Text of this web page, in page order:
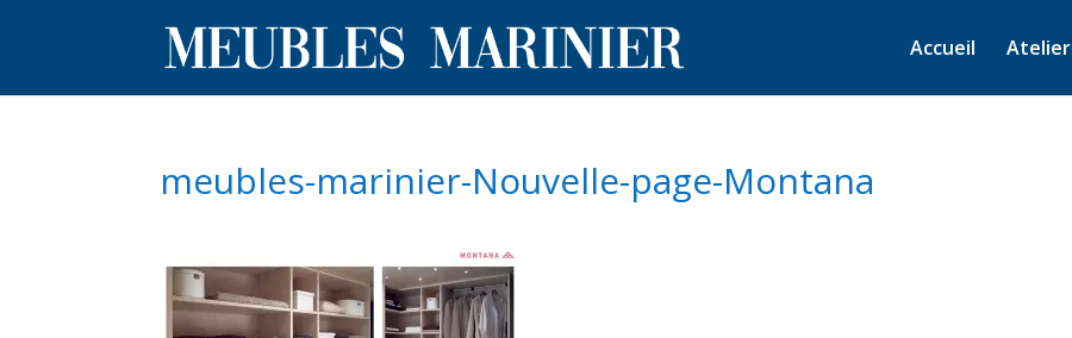
Accueil Atelier
meubles-marinier-Nouvelle-page-Montana